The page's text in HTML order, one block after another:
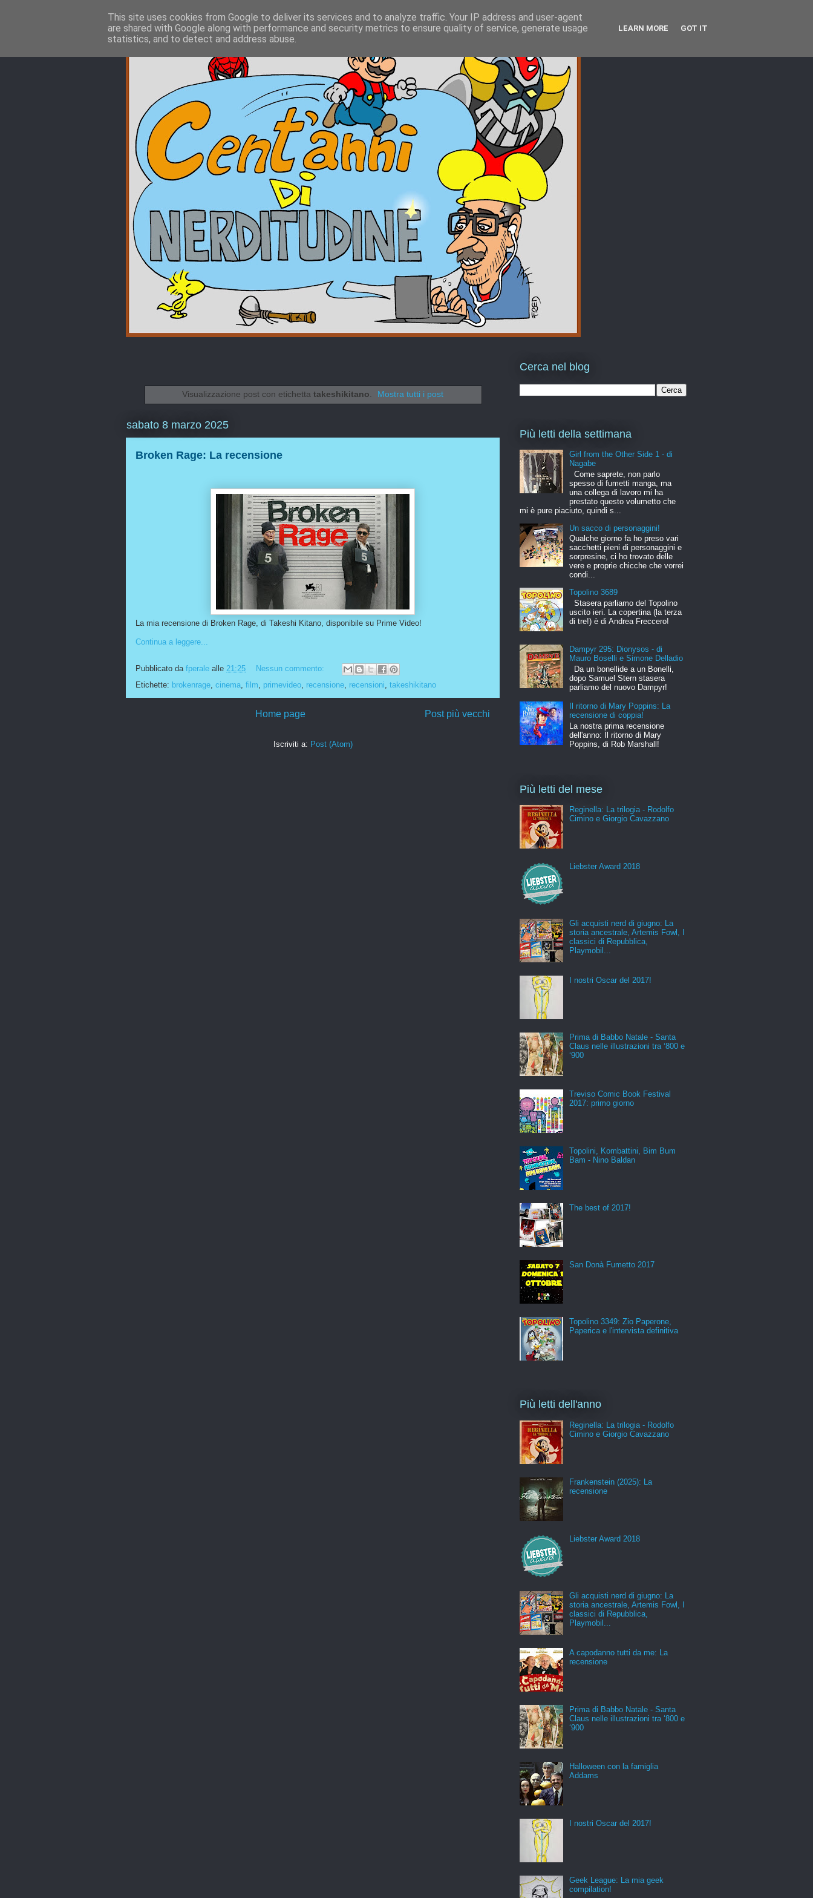
Visualizzazione post con etichetta takeshikitano. Mostra tutti i post
sabato 8 marzo 2025
Broken Rage: La recensione
La mia recensione di Broken Rage, di Takeshi Kitano, disponibile su Prime Video!
Continua a leggere...
Pubblicato da fperale alle 21:25
Nessun commento:
Etichette: brokenrage cinema film primevideo recensione recensioni takeshikitano
Post più vecchi
Home page
Iscriviti a: Post (Atom)
Cerca nel blog
Più letti della settimana
Girl from the Other Side 1 - di
Nagabe
Come saprete, non parlo
spesso di fumetti manga, ma
una collega di lavoro mi ha
prestato questo volumetto che
mi è pure piaciuto, quindi s...
Un sacco di personaggini!
Qualche giorno fa ho preso vari
sacchetti pieni di personaggini e
sorpresine, ci ho trovato delle
vere e proprie chicche che vorrei
condi...
Topolino 3689
Stasera parliamo del Topolino
uscito ieri. La copertina (la terza
di tre!) è di Andrea Freccero!
Dampyr 295: Dionysos - di
Mauro Boselli e Simone Delladio
Da un bonellide a un Bonelli,
dopo Samuel Stern stasera
parliamo del nuovo Dampyr!
Il ritorno di Mary Poppins: La
recensione di coppia!
La nostra prima recensione
dell'anno: Il ritorno di Mary
Poppins, di Rob Marshall!
Più letti del mese
Reginella: La trilogia - Rodolfo
Cimino e Giorgio Cavazzano
Liebster Award 2018
Gli acquisti nerd di giugno: La
storia ancestrale, Artemis Fowl, I
classici di Repubblica,
Playmobil...
I nostri Oscar del 2017!
Prima di Babbo Natale - Santa
Claus nelle illustrazioni tra ‘800 e
‘900
Treviso Comic Book Festival
2017: primo giorno
Topolini, Kombattini, Bim Bum
Bam - Nino Baldan
The best of 2017!
San Donà Fumetto 2017
Topolino 3349: Zio Paperone,
Paperica e l'intervista definitiva
Più letti dell'anno
Reginella: La trilogia - Rodolfo
Cimino e Giorgio Cavazzano
Frankenstein (2025): La
recensione
Liebster Award 2018
Gli acquisti nerd di giugno: La
storia ancestrale, Artemis Fowl, I
classici di Repubblica,
Playmobil...
A capodanno tutti da me: La
recensione
Prima di Babbo Natale - Santa
Claus nelle illustrazioni tra ‘800 e
‘900
Halloween con la famiglia
Addams
I nostri Oscar del 2017!
Geek League: La mia geek
compilation!
This site uses cookies from Google to deliver its services and to analyze traffic. Your IP address and user-agent
are shared with Google along with performance and security metrics to ensure quality of service, generate usage
statistics, and to detect and address abuse.
LEARN MORE GOT IT